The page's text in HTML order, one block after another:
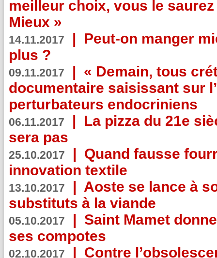
meilleur choix, vous le
Mieux »
14.11.2017 | Peut-on manger
plus ?
09.11.2017 | « Demain, tous
documentaire saisissant sur
perturbateurs endocriniens
06.11.2017 | La pizza du 21e
sera pas
25.10.2017 | Quand fausse
innovation textile
13.10.2017 | Aoste se lance à
substituts à la viande
05.10.2017 | Saint Mamet
ses compotes
02.10.2017 | Contre